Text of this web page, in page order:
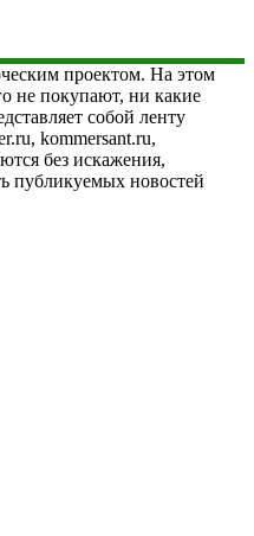
проектом. На этом
не покупают, ни какие
собой ленту
kommersant.ru,
без искажения,
публикуемых новостей